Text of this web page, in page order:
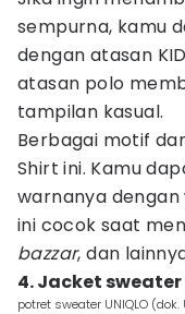
sempurna, kamu
dengan atasan
atasan polo
tampilan kasual.
Berbagai motif
Shirt ini. Kamu
warnanya
ini cocok saat
bazzar, dan
4. Jacket
potret sweater UNIQLO (dok.